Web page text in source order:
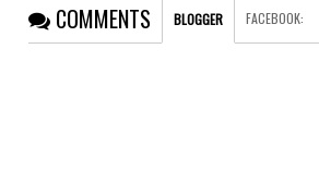
COMMENTS BLOGGER FACEBOOK: